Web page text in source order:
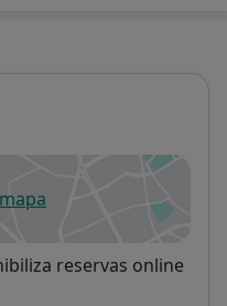
num novo separador
reservas online